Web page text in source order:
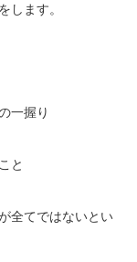
します。
一握り
と
全てではないとい